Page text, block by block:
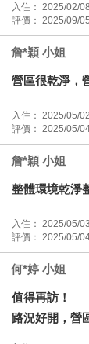
入住： 2025/02/08
評價： 2025/09/05
詹*穎 小姐
營區很乾淨，
入住： 2025/05/02
評價： 2025/05/
詹*穎 小姐
整體環境乾淨
入住： 2025/05/03
評價： 2025/05/
何*婷 小姐
值得再訪！
路況好開，營